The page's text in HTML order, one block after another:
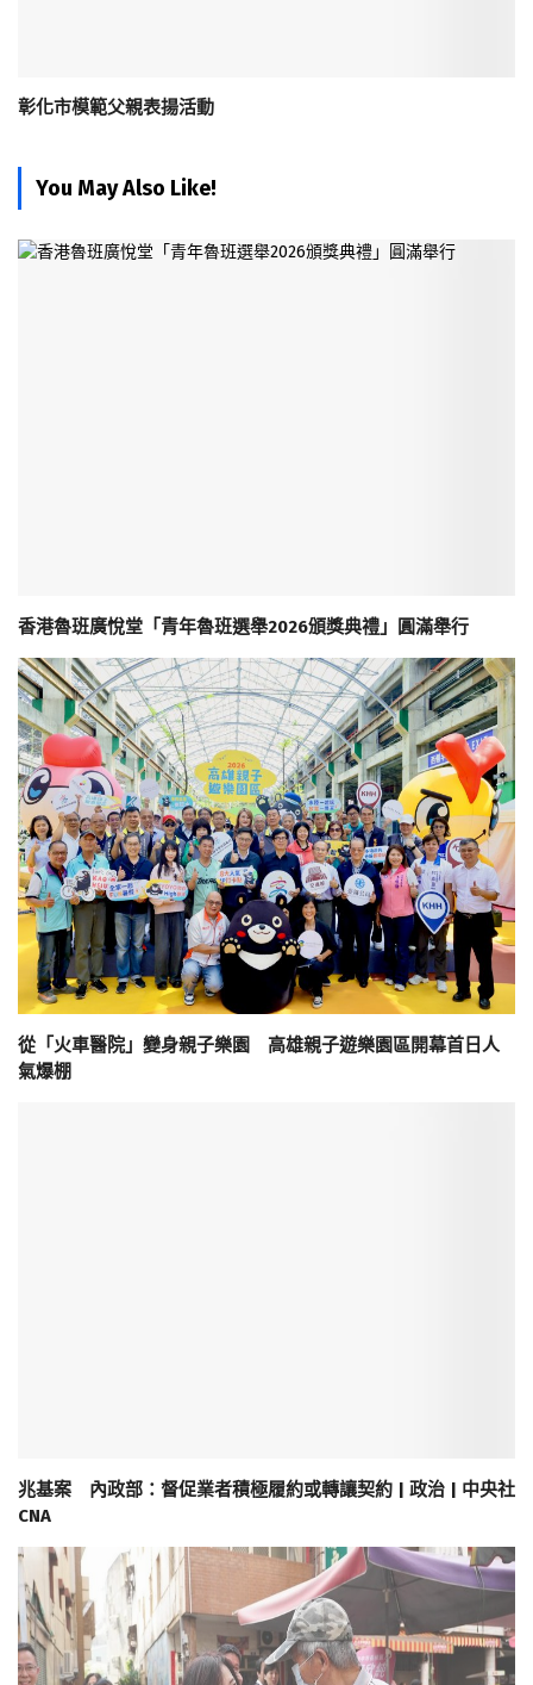
彰化市模範父親表揚活動
You May Also Like!
香港魯班廣悅堂「青年魯班選舉2026頒獎典禮」圓滿舉行
從「火車醫院」變身親子樂園 高雄親子遊樂園區開幕首日人
氣爆棚
兆基案 內政部：督促業者積極履約或轉讓契約 | 政治 | 中央社
CNA